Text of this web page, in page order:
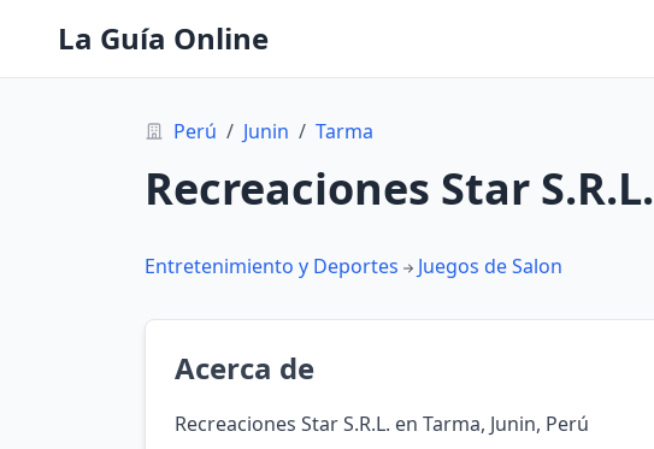
La Guía Online
Perú / Junin / Tarma
Recreaciones Star S.R.L.
Entretenimiento y Deportes Juegos de Salon
Acerca de
Recreaciones Star S.R.L. en Tarma, Junin, Perú